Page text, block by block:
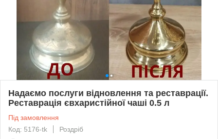
Надаємо послуги відновлення та реставрації.
Реставрація євхаристійної чаші 0.5 л
Під замовлення
Код: 5176-tk
Роздріб